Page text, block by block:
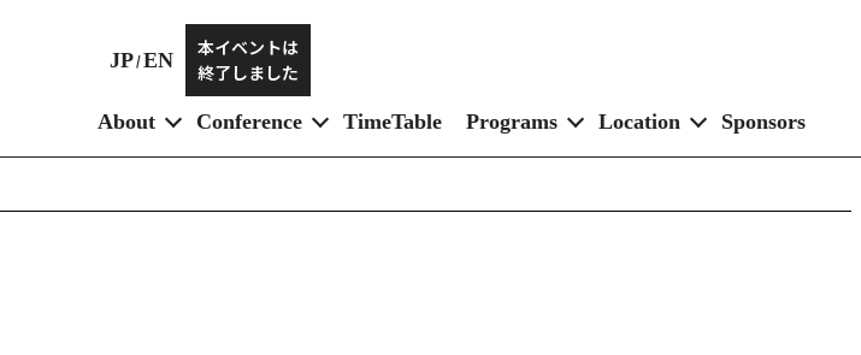
JP/EN
本イベントは
終了しました
About Conference TimeTable Programs Location Sponsors